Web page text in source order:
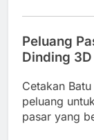
Peluang
Dinding 3D
Cetakan
peluang
pasar yang